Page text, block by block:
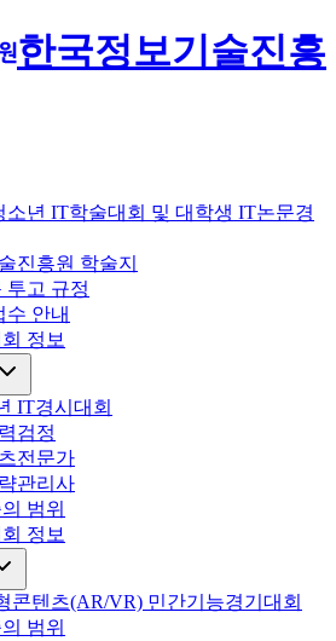
한국정보기술진흥
소년 IT학술대회 및 대학생 IT논문경
진흥원 학술지
투고 규정
수 안내
정보
IT경시대회
검정
전문가
관리사
범위
정보
콘텐츠(AR/VR) 민간기능경기대회
범위